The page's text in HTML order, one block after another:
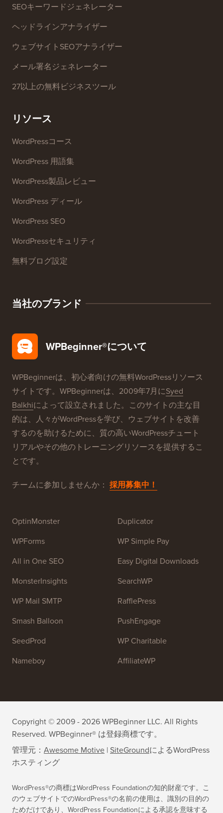
SEOキーワードジェネレーター
ヘッドラインアナライザー
ウェブサイトSEOアナライザー
メール署名ジェネレーター
27以上の無料ビジネスツール
リソース
WordPressコース
WordPress 用語集
WordPress製品レビュー
WordPress ディール
WordPress SEO
WordPressセキュリティ
無料ブログ設定
当社のブランド
WPBeginner®について
WPBeginnerは、初心者向けの無料WordPressリソース
サイトです。WPBeginnerは、2009年7月にSyed
Balkhiによって設立されました。このサイトの主な目
的は、人々がWordPressを学び、ウェブサイトを改善
するのを助けるために、質の高いWordPressチュート
リアルやその他のトレーニングリソースを提供するこ
とです。
チームに参加しませんか： 採用募集中！
OptinMonster
WPForms
All in One SEO
MonsterInsights
WP Mail SMTP
Smash Balloon
SeedProd
Nameboy
Duplicator
WP Simple Pay
Easy Digital Downloads
SearchWP
RafflePress
PushEngage
WP Charitable
AffiliateWP
Copyright © 2009 - 2026 WPBeginner LLC. All Rights
Reserved. WPBeginner® は登録商標です。
管理元： Awesome Motive | SiteGroundによるWordPress
ホスティング
WordPress®の商標はWordPress Foundationの知的財産です。こ
のウェブサイトでのWordPress®の名前の使用は、識別の目的の
ためだけであり、WordPress Foundationによる承認を意味する